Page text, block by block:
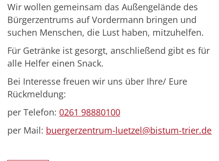
Wir wollen gemeinsam das Außengelände des
Bürgerzentrums auf Vordermann bringen und
suchen Menschen, die Lust haben, mitzuhelfen.
Für Getränke ist gesorgt, anschließend gibt es für
alle Helfer einen Snack.
Bei Interesse freuen wir uns über Ihre/ Eure
Rückmeldung:
per Telefon: 0261 98880100
per Mail: buergerzentrum-luetzel@bistum-trier.de